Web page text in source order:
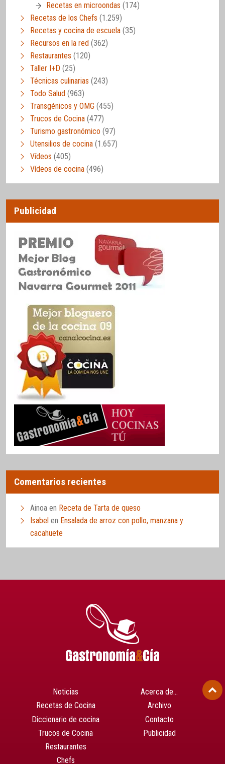
Recetas en microondas (174)
Recetas de los Chefs (1.259)
Recetas y cocina de escuela (35)
Recursos en la red (362)
Restaurantes (120)
Taller I+D (25)
Técnicas culinarias (243)
Todo Salud (963)
Transgénicos y OMG (455)
Trucos de Cocina (477)
Turismo gastronómico (97)
Utensilios de cocina (1.657)
Vídeos (405)
Vídeos de cocina (496)
Publicidad
Comentarios recientes
Ainoa en Receta de Tarta de queso
Isabel en Ensalada de arroz con pollo, manzana y
cacahuete
Noticias
Recetas de Cocina
Diccionario de cocina
Trucos de Cocina
Restaurantes
Chefs
Acerca de…
Archivo
Contacto
Publicidad